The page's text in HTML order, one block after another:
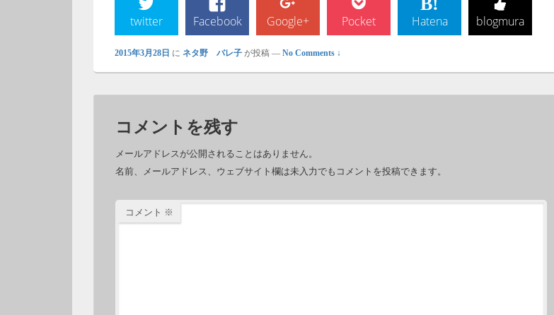
twitter Facebook Google+ Pocket Hatena blogmura
2015年3月28日 に ネタ野 バレ子 が投稿 — No Comments ↓
コメントを残す
メールアドレスが公開されることはありません。
名前、メールアドレス、ウェブサイト欄は未入力でもコメントを投稿できます。
コメント ※